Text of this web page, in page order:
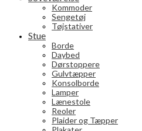
Kommoder
Sengetøj
Tøjstativer
Stue
Borde
Daybed
Dørstoppere
Gulvtæpper
Konsolborde
Lamper
Lænestole
Reoler
Plaider og Tæpper